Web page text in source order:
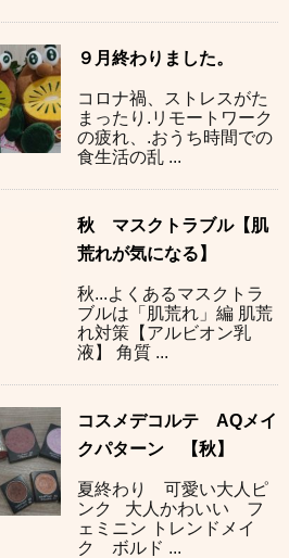
９月終わりました。
コロナ禍、ストレスがた
まったり.リモートワーク
の疲れ、.おうち時間での
食生活の乱 ...
秋 マスクトラブル【肌
荒れが気になる】
秋...よくあるマスクトラ
ブルは「肌荒れ」編 肌荒
れ対策【アルビオン乳
液】 角質 ...
コスメデコルテ AQメイ
クパターン 【秋】
夏終わり 可愛い大人ピ
ンク 大人かわいい フ
ェミニン トレンドメイ
ク ボルド ...